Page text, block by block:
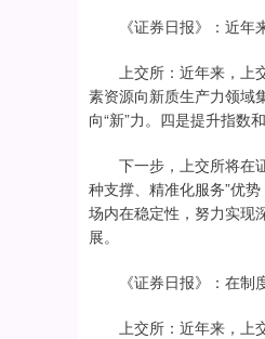
《证券日报》：近年来
上交所：近年来，上交
素资源向新质生产力领域
向“新”力。四是提升指数
下一步，上交所将在证
种支撑、精准化服务”优
场内在稳定性，努力实现
展。
《证券日报》：在制度
上交所：近年来，上交